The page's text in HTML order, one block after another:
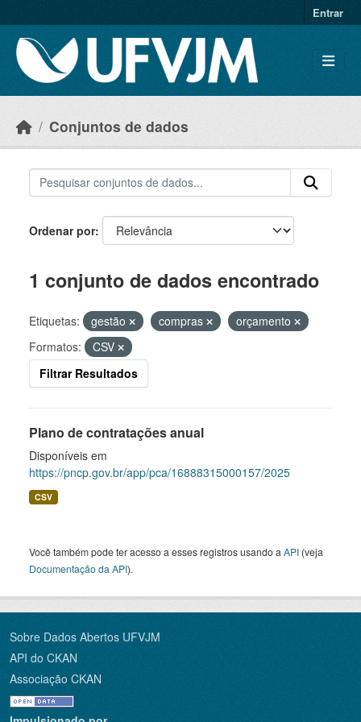
Entrar
Conjuntos de dados
Ordenar por
1 conjunto de dados encontrado
Etiquetas: gestão compras
orçamento
Formatos:
CSV
Filtrar Resultados
Plano de contratações anual
Disponíveis em
https://pncp.gov.br/app/pca/16888315000157/2025
CSV
Você também pode ter acesso a esses registros usando a API (veja
Documentação da API).
Sobre Dados Abertos UFVJM
API do CKAN
Associação CKAN